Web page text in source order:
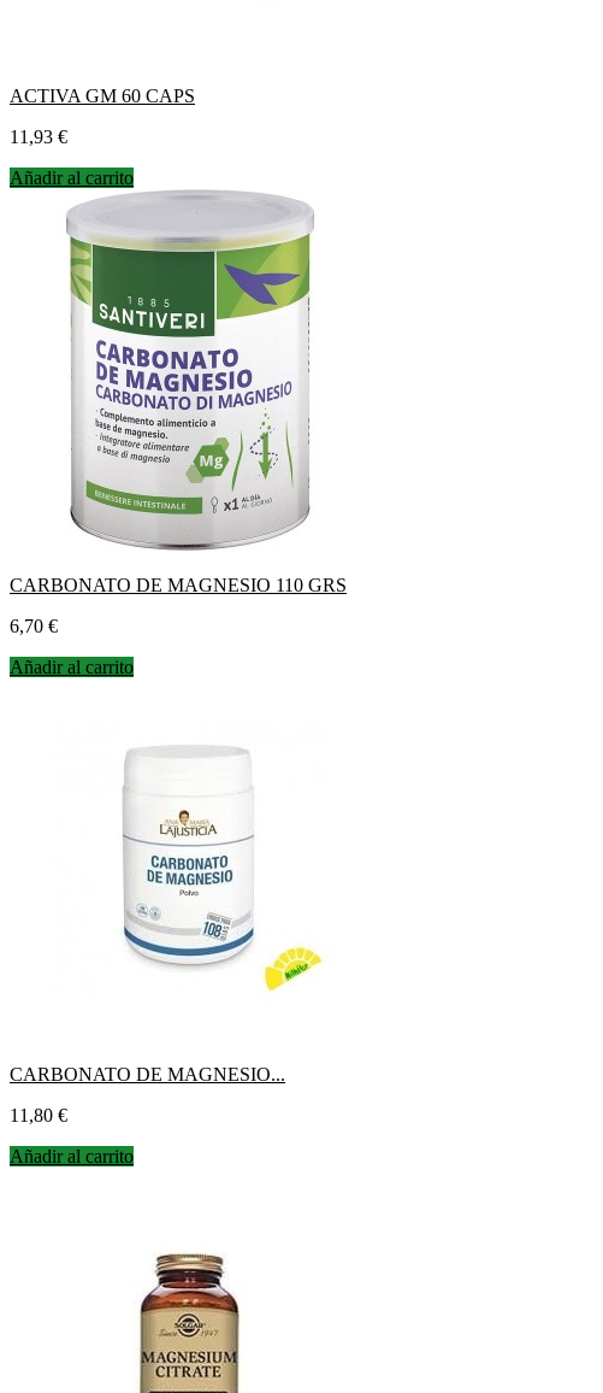
ACTIVA GM 60 CAPS
Precio
11,93 €
Añadir al carrito
CARBONATO DE MAGNESIO 110 GRS
Precio
6,70 €
Añadir al carrito
CARBONATO DE MAGNESIO...
Precio
11,80 €
Añadir al carrito